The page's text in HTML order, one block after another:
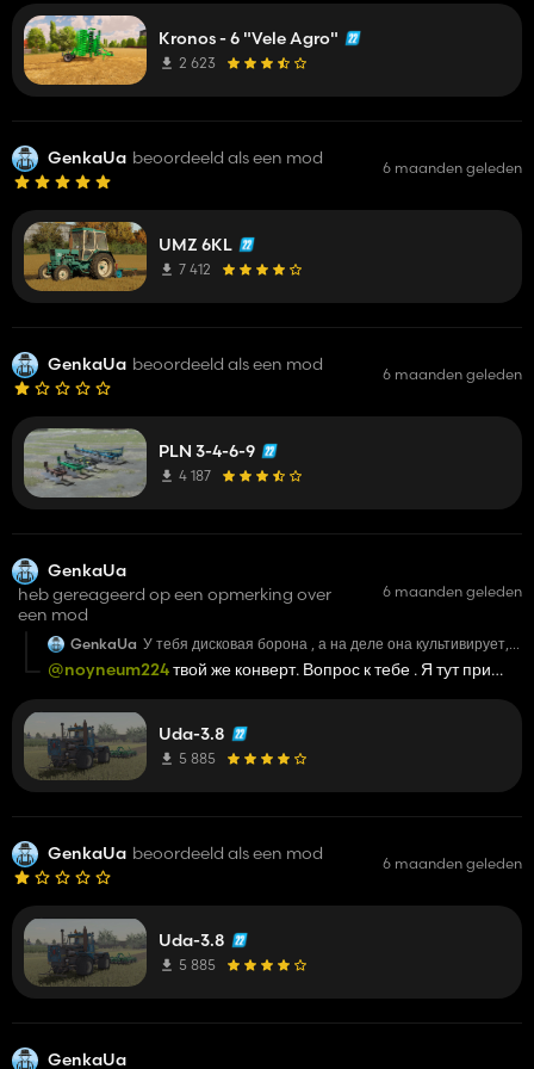
Kronos - 6 "Vele Agro"
2 623
GenkaUa beoordeeld als een mod 6 maanden geleden
UMZ 6KL
7 412
GenkaUa beoordeeld als een mod 6 maanden geleden
PLN 3-4-6-9
4 187
GenkaUa
heb gereageerd op een opmerking over
een mod
6 maanden geleden
GenkaUa У тебя дисковая борона , а на деле она культивирует, а
не дискует
@noyneum224твой же конверт. Вопрос к тебе . Я тут при
Uda-3.8
5 885
GenkaUa beoordeeld als een mod 6 maanden geleden
Uda-3.8
5 885
GenkaUa